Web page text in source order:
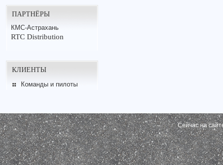
ПАРТНЁРЫ
КМС-Астрахань
RTC Distribution
КЛИЕНТЫ
Команды и пилоты
Сейчас на